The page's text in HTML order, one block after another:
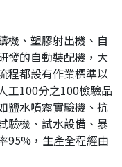
機、塑膠射出機、自
發的自動裝配機，大
程都設有作業標準以
工100分之100檢驗品
鹽水噴霧實驗機、抗
驗機、試水設備、暴
95%，生產全程經由